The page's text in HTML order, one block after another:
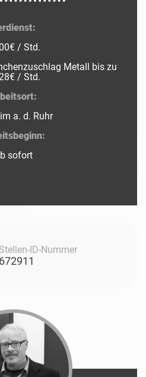
/ Std.
Metall bis zu
/ Std.
a. d. Ruhr
sofort
Stellen-ID-Nummer
672911